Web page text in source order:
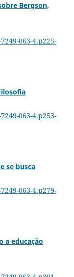
Bergson,
063-4.p225-
063-4.p253-
se busca
063-4.p279-
a educação